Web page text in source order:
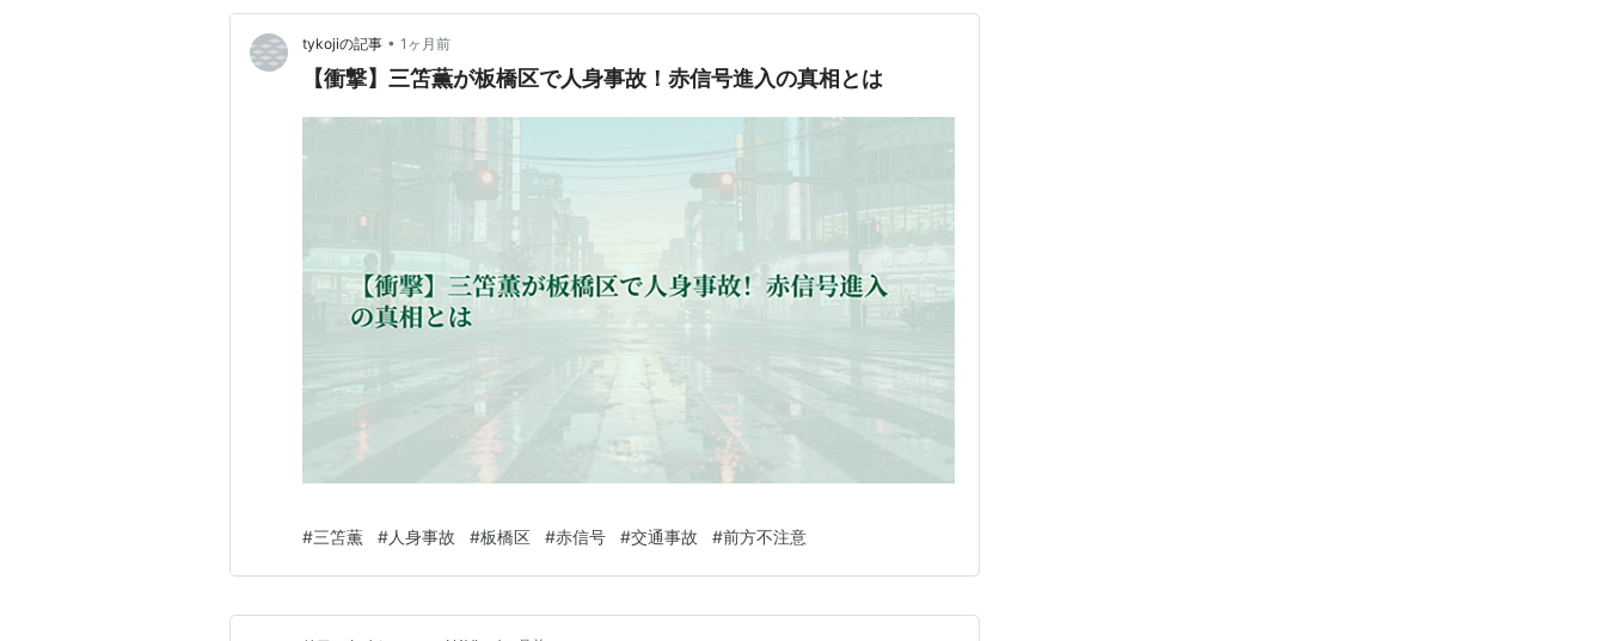
tykojiの記事 • 1ヶ月前
【衝撃】三笘薫が板橋区で人身事故！赤信号進入の真相とは
#三笘薫 #人身事故 #板橋区 #赤信号 #交通事故 #前方不注意